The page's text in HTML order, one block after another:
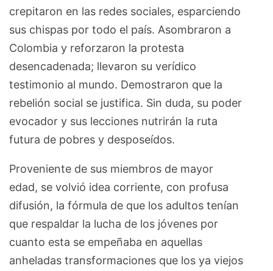
crepitaron en las redes sociales, esparciendo
sus chispas por todo el país. Asombraron a
Colombia y reforzaron la protesta
desencadenada; llevaron su verídico
testimonio al mundo. Demostraron que la
rebelión social se justifica. Sin duda, su poder
evocador y sus lecciones nutrirán la ruta
futura de pobres y desposeídos.
Proveniente de sus miembros de mayor
edad, se volvió idea corriente, con profusa
difusión, la fórmula de que los adultos tenían
que respaldar la lucha de los jóvenes por
cuanto esta se empeñaba en aquellas
anheladas transformaciones que los ya viejos